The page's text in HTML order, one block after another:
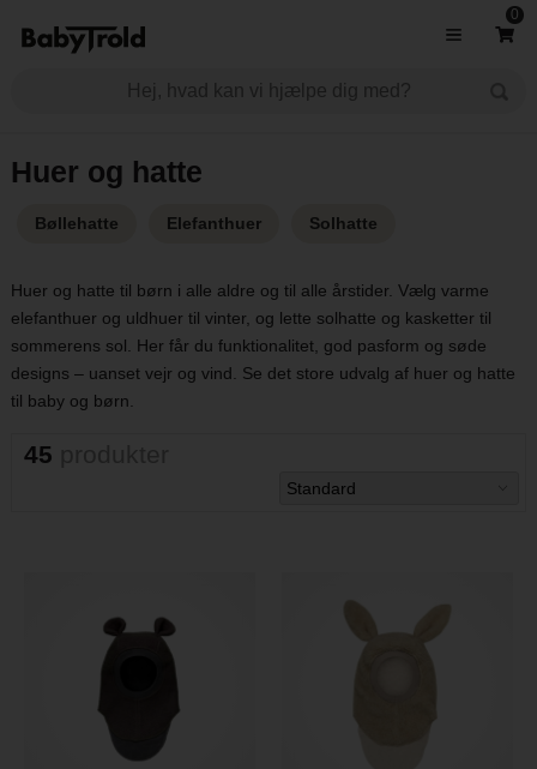
0
Huer og hatte
Bøllehatte Elefanthuer Solhatte
Huer og hatte til børn i alle aldre og til alle årstider. Vælg varme
elefanthuer og uldhuer til vinter, og lette solhatte og kasketter til
sommerens sol. Her får du funktionalitet, god pasform og søde
designs – uanset vejr og vind. Se det store udvalg af huer og hatte
til baby og børn.
45